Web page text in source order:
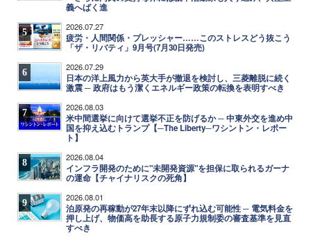
義へばく進
5 2026.07.27
疲労・人間関係・プレッシャー……このストレスどう抜こう
「ザ・リバティ」9月号(7月30日発売)
6 2026.07.29
日本の洋上風力から英大手が撤退を検討し、三菱離脱に続く
激震 ─ 政府はもう潔くエネルギー政策の転換を表明すべき
7 2026.08.03
米中間選挙に向けて選挙不正を防げるか ─ 中東外交を進め中
国を抑え込むトランプ【─The Liberty─ワシントン・レポー
ト】
8 2026.08.04
インフラ開発のために"未開発資源"を担保に取られるガーナ
の運命【チャイナリスクの死角】
9 2026.08.01
泊原発の再稼動が27年末以降にずれ込む可能性 ─ 電気料金を
押し上げ、物価高を助長する原子力規制委の審査基準を見直
すべき